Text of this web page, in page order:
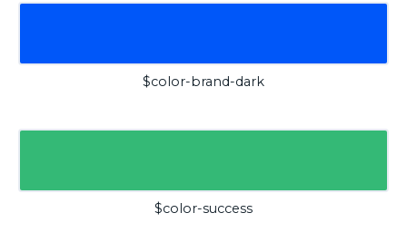
$color-brand-dark
$color-success